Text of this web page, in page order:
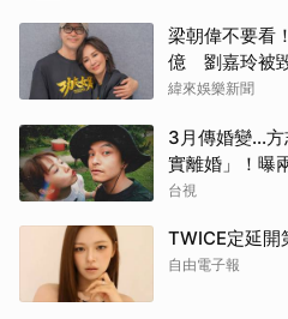
梁朝偉不要看
億 劉嘉玲被
緯來娛樂新聞
3月傳婚變...
實離婚」！曝
台視
TWICE定延開
自由電子報